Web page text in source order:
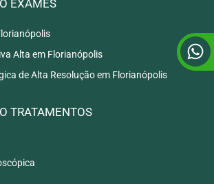
EXAMES
Alta em Florianópolis
de Alta Resolução em Florianópolis
TRATAMENTOS